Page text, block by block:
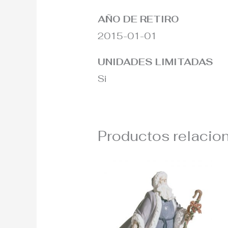
AÑO DE RETIRO
2015-01-01
UNIDADES LIMITADAS
Si
Productos